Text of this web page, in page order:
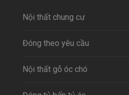
Nội thất chung cư
Đóng theo yêu cầu
Nội thất gỗ óc chó